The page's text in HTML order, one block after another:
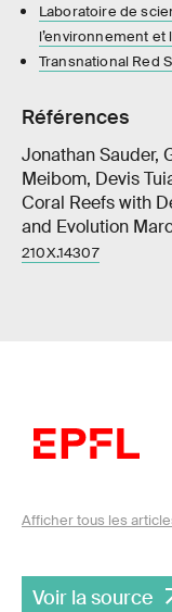
Laboratoire de
l’environnement et
Transnational Red
Références
Jonathan Sauder,
Meibom, Devis
Coral Reefs with
and Evolution
210X.14307
Afficher tous les
Voir la source